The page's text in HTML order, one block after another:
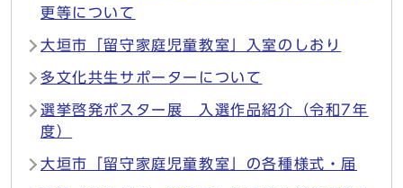
更等について
大垣市「留守家庭児童教室」入室のしおり
多文化共生サポーターについて
選挙啓発ポスター展 入選作品紹介（令和7年
度）
大垣市「留守家庭児童教室」の各種様式・届